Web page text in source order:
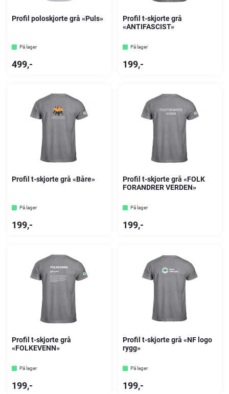
Profil poloskjorte grå «Puls»
På lager
499,-
Profil t-skjorte grå
«ANTIFASCIST»
På lager
199,-
Profil t-skjorte grå «Båre»
På lager
199,-
Profil t-skjorte grå «FOLK
FORANDRER VERDEN»
På lager
199,-
Profil t-skjorte grå
«FOLKEVENN»
På lager
199,-
Profil t-skjorte grå «NF logo
rygg»
På lager
199,-